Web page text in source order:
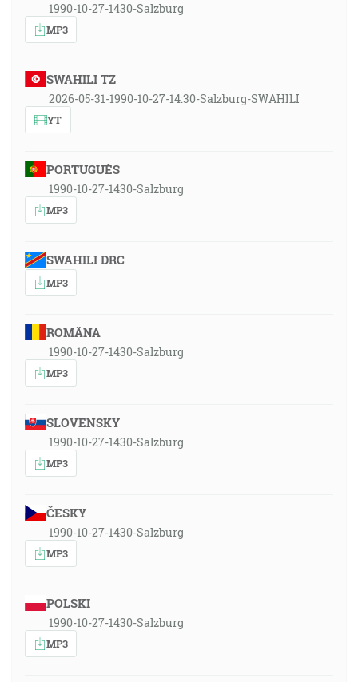
1990-10-27-1430-Salzburg
MP3
SWAHILI TZ
2026-05-31-1990-10-27-14:30-Salzburg-SWAHILI
YT
PORTUGUÊS
1990-10-27-1430-Salzburg
MP3
SWAHILI DRC
MP3
ROMÂNA
1990-10-27-1430-Salzburg
MP3
SLOVENSKY
1990-10-27-1430-Salzburg
MP3
ČESKY
1990-10-27-1430-Salzburg
MP3
POLSKI
1990-10-27-1430-Salzburg
MP3